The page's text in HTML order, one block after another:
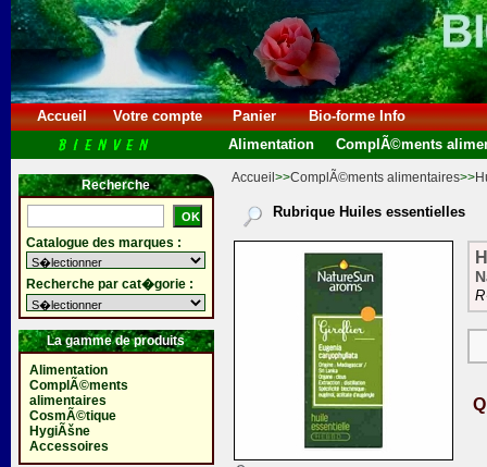
Accueil Votre compte Panier
Bio-forme Info
Alimentation
ComplÃ©ments
Recherche
Catalogue des marques :
Recherche par cat�gorie :
La gamme de produits
Alimentation
ComplÃ©ments
alimentaires
CosmÃ©tique
HygiÃšne
Accessoires
Accueil >>ComplÃ©ments alimentaires>>
Rubrique Huiles essentielles